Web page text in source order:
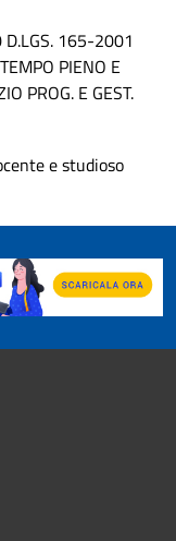
D.LGS. 165-2001
PIENO E
PROG. E GEST.
e studioso